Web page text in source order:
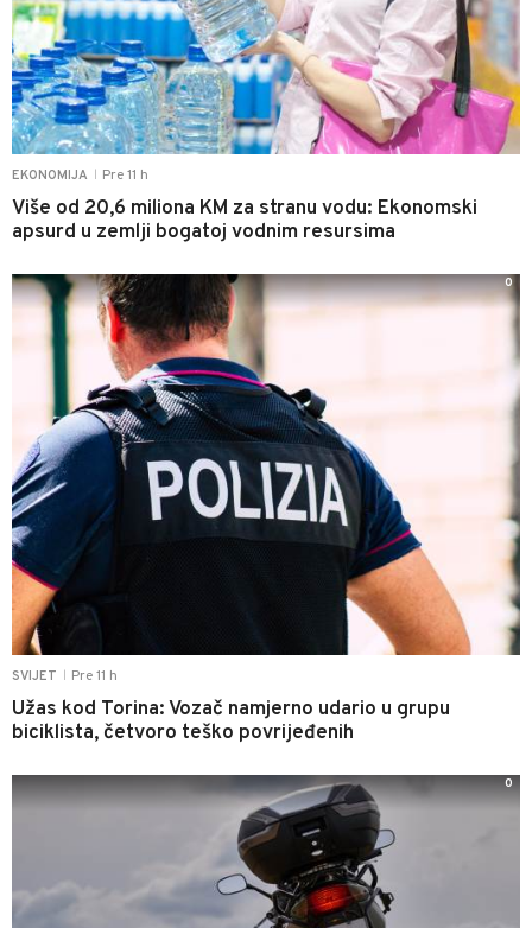
EKONOMIJA Pre 11 h
Više od 20,6 miliona KM za stranu vodu: Ekonomski
apsurd u zemlji bogatoj vodnim resursima
SVIJET Pre 11 h
Užas kod Torina: Vozač namjerno udario u grupu
biciklista, četvoro teško povrijeđenih
0
0